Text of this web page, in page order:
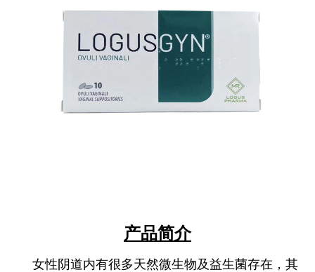
产品简介
女性阴道内有很多天然微生物及益生菌存在，其